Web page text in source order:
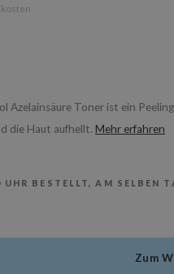
Azelainsäure Toner ist ein
die Haut aufhellt. Mehr erfahren
BESTELLT, AM SELBEN
Zum